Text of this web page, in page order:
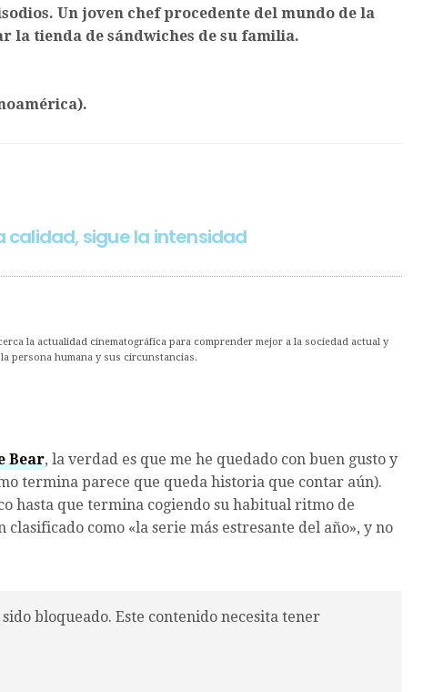
Un joven chef procedente del mundo de la
la tienda de sándwiches de su familia.
calidad, sigue la intensidad
la actualidad cinematográfica para comprender mejor a la sociedad actual y
persona humana y sus circunstancias.
Bear, la verdad es que me he quedado con buen gusto y
termina parece que queda historia que contar aún).
hasta que termina cogiendo su habitual ritmo de
como «la serie más estresante del año», y no
bloqueado. Este contenido necesita tener